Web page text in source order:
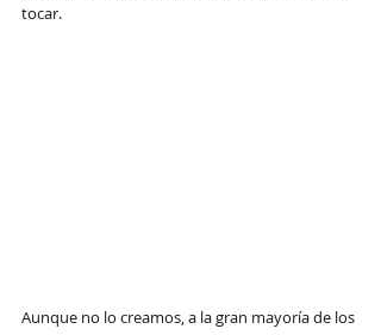
tocar.
Aunque no lo creamos, a la gran mayoría de los